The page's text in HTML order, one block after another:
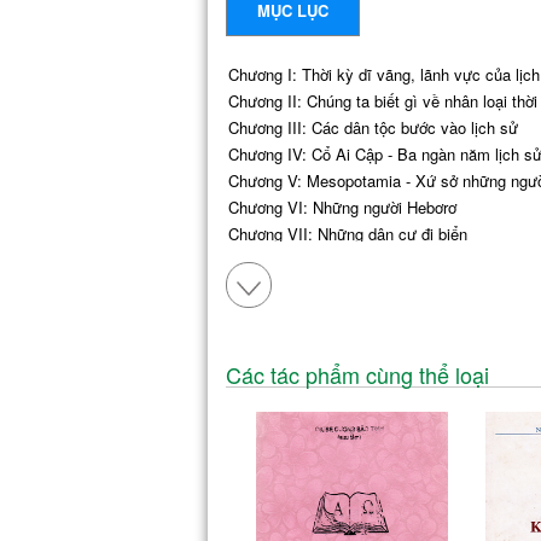
MỤC LỤC
Chương I: Thời kỳ dĩ vãng, lãnh vực của
Chương II: Chúng ta biết gì về nhân loại
Chương III: Các dân tộc bước vào lịch sử
Chương IV: Cổ Ai Cập - Ba ngàn năm lịch
Chương V: Mesopotamia - Xứ sở những
Chương VI: Những người Hebơrơ
Chương VII: Những dân cư đi biển
Chương VIII: Nước Hy lạp cổ và tài ba Hy
Chương IX: Thế giới Hy Lạp chung quanh
Chương X: Hai thành quốc Hy lạp danh
Chương XII: Các thành quốc Hy lạp suy đồi
Chương XIII: Từ Hy lạp đến Itali: Roma mỗi
Chương XIV: Nước cộng hòa Roma
Chương XV: Nước Cộng hòa trước cảnh
Chương XVI: Những thế kỷ đầu của đế quốc
Niên biểu
Các tác phẩm cùng thể loại